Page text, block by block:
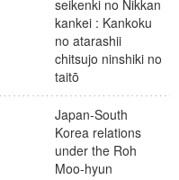
seikenki no Nikkan
kankei : Kankoku
no atarashii
chitsujo ninshiki no
taitō
Japan-South
Korea relations
under the Roh
Moo-hyun